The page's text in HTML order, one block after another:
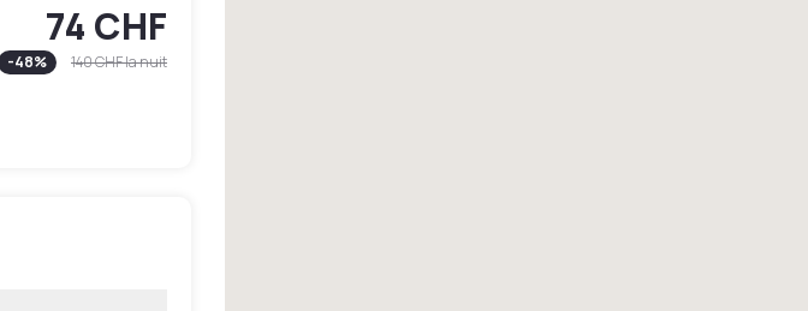
74 CHF
-48% 140 CHFla nuit